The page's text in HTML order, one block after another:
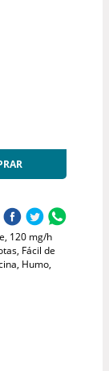
120 mg/h
Fácil de
Humo,